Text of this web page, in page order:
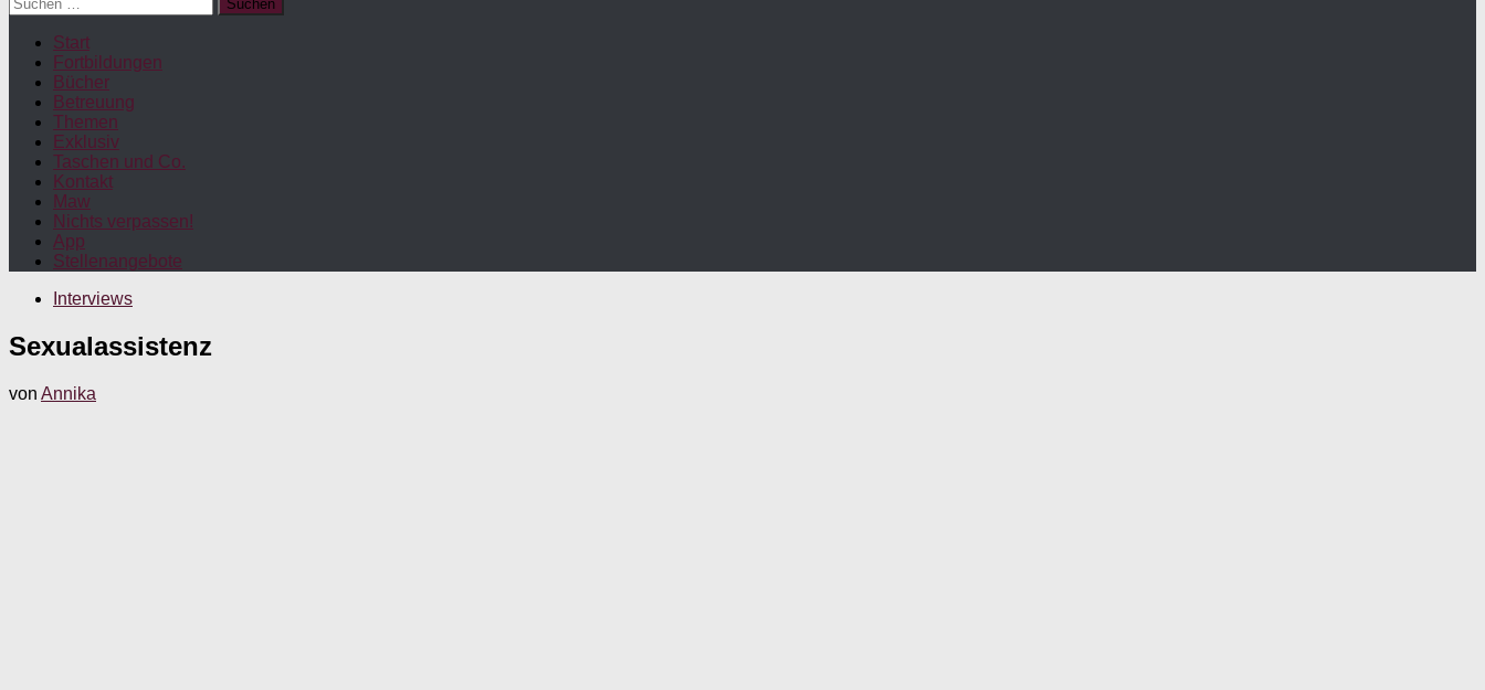
nach:
Start
Fortbildungen
Bücher
Betreuung
Themen
Exklusiv
Taschen und Co.
Kontakt
Maw
Nichts verpassen!
App
Stellenangebote
Interviews
Sexualassistenz
von Annika